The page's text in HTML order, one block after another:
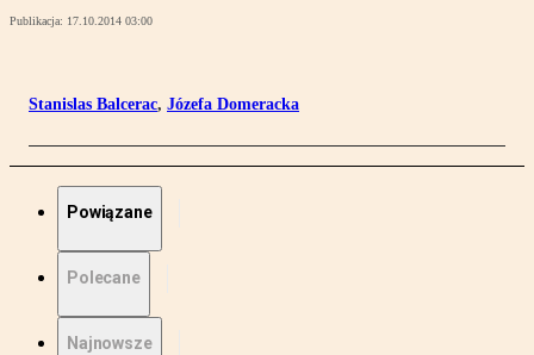
Publikacja: 17.10.2014 03:00
Stanislas Balcerac, Józefa Domeracka
Powiązane
Polecane
Najnowsze